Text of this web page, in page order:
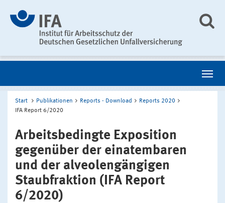
Start Publikationen Reports - Download
Reports 2020
IFA Report 6/2020
Arbeitsbedingte Exposition
gegenüber der einatembaren
und der alveolengängigen
Staubfraktion (IFA Report
6/2020)